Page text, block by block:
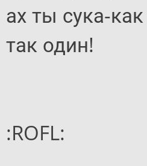
ах ты сука-
так один!
:ROFL: